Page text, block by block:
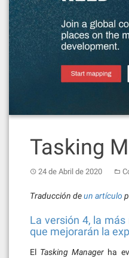
Tasking
24 de Abril de 2020
Traducción deun artículo
La versión 4, la
que mejorarán la
El Tasking Manager ha